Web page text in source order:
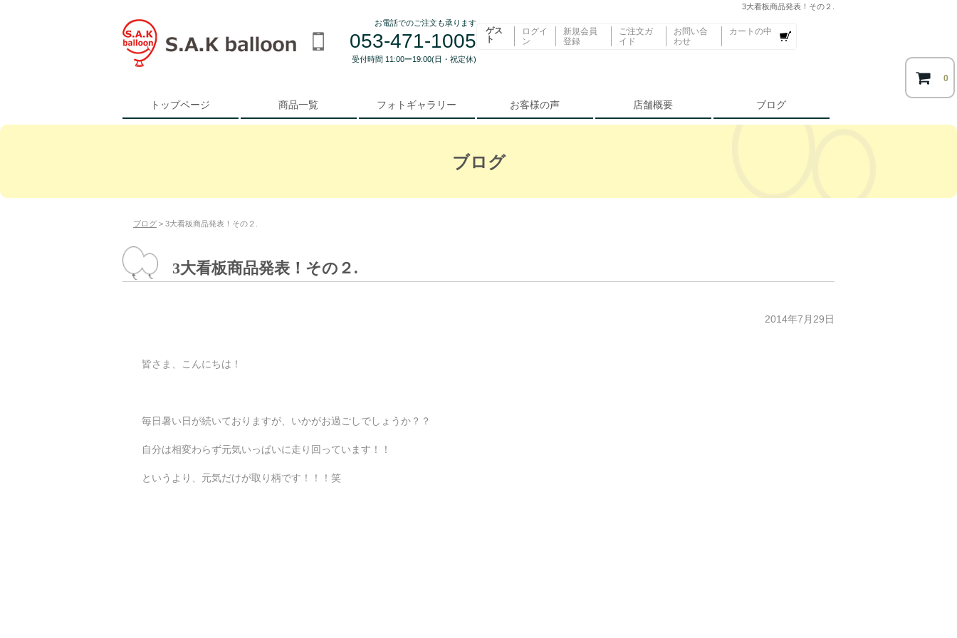
0
3大看板商品発表！その２.
お電話でのご注文も承ります
053-471-1005
受付時間 11:00ー19:00(日・祝定休)
ゲス
ト
ログイ
ン
新規会員
登録
ご注文ガ
イド
お問い合
わせ
カートの中
トップページ 商品一覧 フォトギャラリー お客様の声 店舗概要 ブログ
ブログ
ブログ > 3大看板商品発表！その２.
3大看板商品発表！その２.
2014年7月29日
皆さま、こんにちは！
毎日暑い日が続いておりますが、いかがお過ごしでしょうか？？
自分は相変わらず元気いっぱいに走り回っています！！
というより、元気だけが取り柄です！！！笑